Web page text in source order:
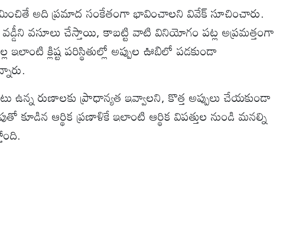
అది ప్రమాద సంకేతంగా భావించాలని వివేక్ సూచించారు.
వడ్డీని వసూలు చేస్తాయి, కాబట్టి వాటి వినియోగం పట్ల అప్రమత్తంగా
క్లిష్ట పరిస్థితుల్లో అప్పుల ఊబిలో పడకుండా
ఉన్న రుణాలకు ప్రాధాన్యత ఇవ్వాలని, కొత్త అప్పులు చేయకుండా
కూడిన ఆర్థిక ప్రణాళికే ఇలాంటి ఆర్థిక విపత్తుల నుండి మనల్ని